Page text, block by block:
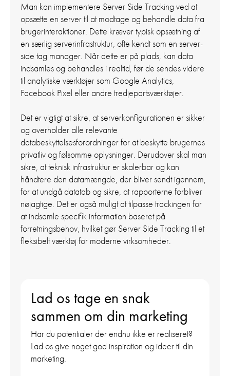
Man kan implementere Server Side Tracking ved at
opsætte en server til at modtage og behandle data fra
brugerinteraktioner. Dette kræver typisk opsætning af
en særlig serverinfrastruktur, ofte kendt som en server-
side tag manager. Når dette er på plads, kan data
indsamles og behandles i realtid, før de sendes videre
til analytiske værktøjer som Google Analytics,
Facebook Pixel eller andre tredjepartsværktøjer.
Det er vigtigt at sikre, at serverkonfigurationen er sikker
og overholder alle relevante
databeskyttelsesforordninger for at beskytte brugernes
privatliv og følsomme oplysninger. Derudover skal man
sikre, at teknisk infrastruktur er skalerbar og kan
håndtere den datamængde, der bliver sendt igennem,
for at undgå datatab og sikre, at rapporterne forbliver
nøjagtige. Det er også muligt at tilpasse trackingen for
at indsamle specifik information baseret på
forretningsbehov, hvilket gør Server Side Tracking til et
fleksibelt værktøj for moderne virksomheder.
Lad os tage en snak
sammen om din marketing
Har du potentialer der endnu ikke er realiseret?
Lad os give noget god inspiration og ideer til din
marketing.